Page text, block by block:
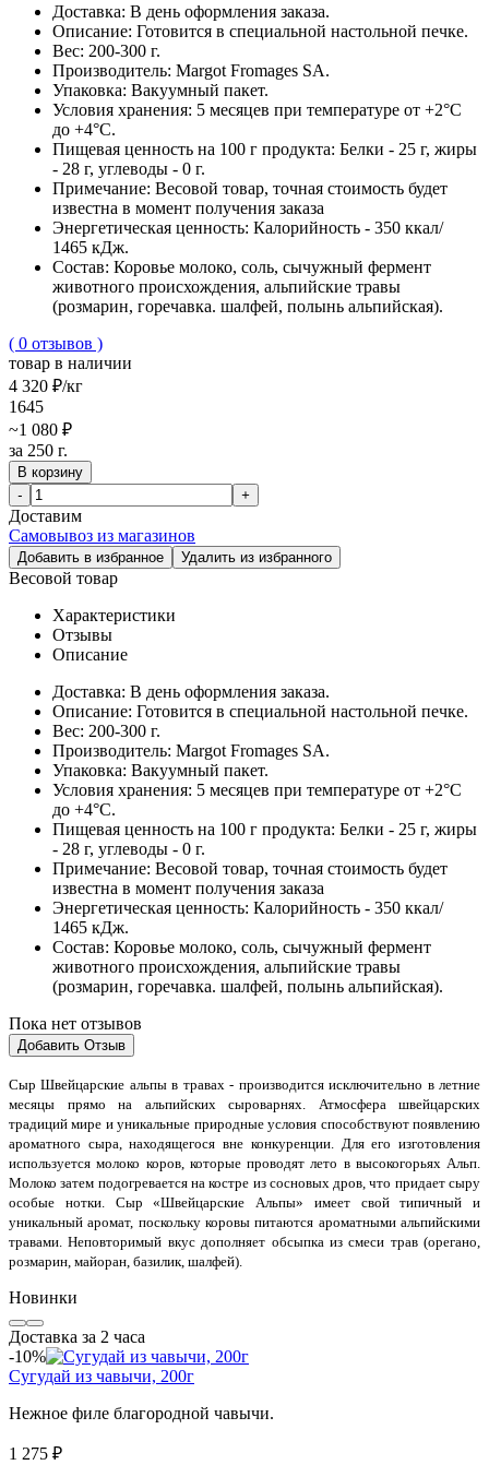
Доставка: В день оформления заказа.
Описание: Готовится в специальной настольной печке.
Вес: 200-300 г.
Производитель: Margot Fromages SA.
Упаковка: Вакуумный пакет.
Условия хранения: 5 месяцев при температуре от +2°C
до +4°C.
Пищевая ценность на 100 г продукта: Белки - 25 г, жиры
- 28 г, углеводы - 0 г.
Примечание: Весовой товар, точная стоимость будет
известна в момент получения заказа
Энергетическая ценность: Калорийность - 350 ккал/
1465 кДж.
Cостав: Коровье молоко, соль, сычужный фермент
животного происхождения, альпийские травы
(розмарин, горечавка. шалфей, полынь альпийская).
( 0 отзывов )
товар в наличии
4 320 ₽/кг
1645
~1 080 ₽
за 250 г.
В корзину
-
+
Доставим
Самовывоз из магазинов
Добавить в избранное Удалить из избранного
Весовой товар
Характеристики
Отзывы
Описание
Доставка: В день оформления заказа.
Описание: Готовится в специальной настольной печке.
Вес: 200-300 г.
Производитель: Margot Fromages SA.
Упаковка: Вакуумный пакет.
Условия хранения: 5 месяцев при температуре от +2°C
до +4°C.
Пищевая ценность на 100 г продукта: Белки - 25 г, жиры
- 28 г, углеводы - 0 г.
Примечание: Весовой товар, точная стоимость будет
известна в момент получения заказа
Энергетическая ценность: Калорийность - 350 ккал/
1465 кДж.
Cостав: Коровье молоко, соль, сычужный фермент
животного происхождения, альпийские травы
(розмарин, горечавка. шалфей, полынь альпийская).
Пока нет отзывов
Добавить Отзыв
Сыр Швейцарские альпы в травах - производится исключительно в летние
месяцы прямо на альпийских сыроварнях. Атмосфера швейцарских
традиций мире и уникальные природные условия способствуют появлению
ароматного сыра, находящегося вне конкуренции. Для его изготовления
используется молоко коров, которые проводят лето в высокогорьях Альп.
Молоко затем подогревается на костре из сосновых дров, что придает сыру
особые нотки. Сыр «Швейцарские Альпы» имеет свой типичный и
уникальный аромат, поскольку коровы питаются ароматными альпийскими
травами. Неповторимый вкус дополняет обсыпка из смеси трав (орегано,
розмарин, майоран, базилик, шалфей).
Новинки
Доставка за 2 часа
-10%
Сугудай из чавычи, 200г
Нежное филе благородной чавычи.
1 275 ₽